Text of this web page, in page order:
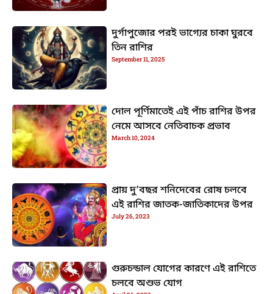
দুর্গাপুজোর পরই ভাগ্যের চাকা ঘুরবে
তিন রাশির
September 11, 2025
দোল পূর্ণিমাতেই এই পাঁচ রাশির উপর
নেমে আসবে নেতিবাচক প্রভাব
March 10, 2024
প্রায় দু’বছর শনিদেবের রোষ চলবে
এই রাশির জাতক-জাতিকাদের উপর
July 26, 2023
গুরুচন্ডাল যোগের কারণে এই রাশিতে
চলবে অশুভ যোগ